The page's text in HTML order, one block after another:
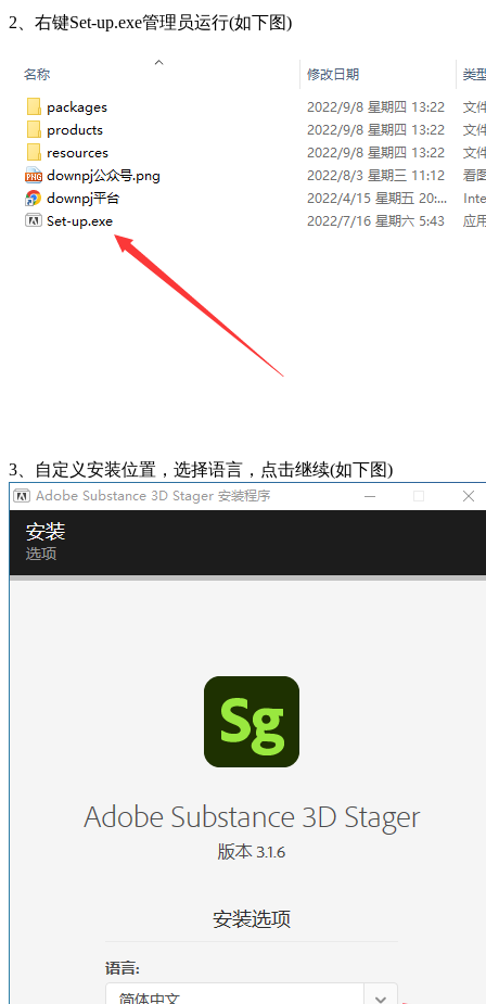
2、右键Set-up.exe管理员运行(如下图)
3、自定义安装位置，选择语言，点击继续(如下图)